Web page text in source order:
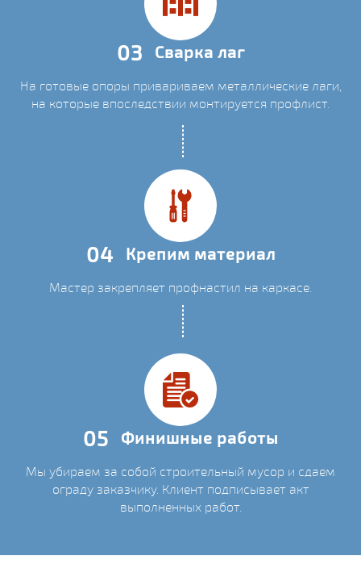
03 Сварка лаг
На готовые опоры привариваем металлические лаги,
на которые впоследствии монтируется профлист.
04 Крепим материал
Мастер закрепляет профнастил на каркасе.
05 Финишные работы
Мы убираем за собой строительный мусор и сдаем
ограду заказчику. Клиент подписывает акт
выполненных работ.